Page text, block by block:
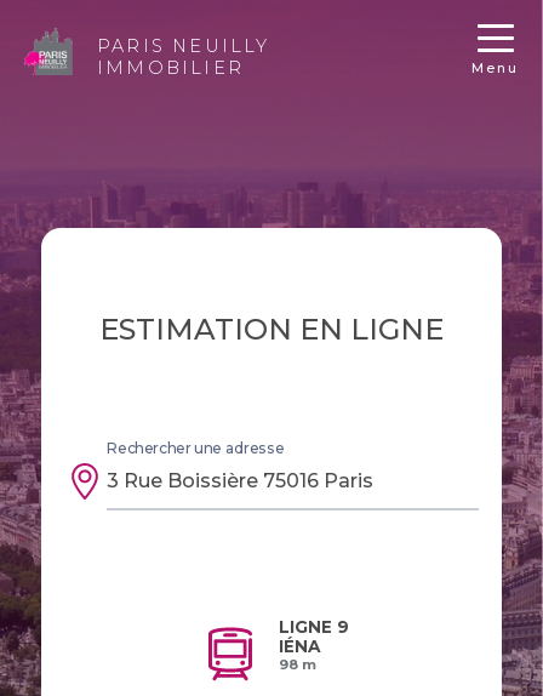
PARIS NEUILLY
IMMOBILIER
Menu
ESTIMATION EN LIGNE
Rechercher une adresse
LIGNE 9
IÉNA
98 m